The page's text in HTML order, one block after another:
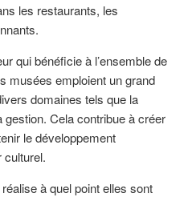
les restaurants, les
qui bénéficie à l’ensemble de
musées emploient un grand
domaines tels que la
gestion. Cela contribue à créer
le développement
culturel.
à quel point elles sont